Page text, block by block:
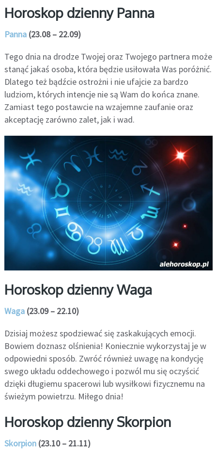
Horoskop dzienny Panna
Panna(23.08 – 22.09)
Tego dnia na drodze Twojej oraz Twojego partnera może
stanąć jakaś osoba, która będzie usiłowała Was poróżnić.
Dlatego też bądźcie ostrożni i nie ufajcie za bardzo
ludziom, których intencje nie są Wam do końca znane.
Zamiast tego postawcie na wzajemne zaufanie oraz
akceptację zarówno zalet, jak i wad.
Horoskop dzienny Waga
Waga(23.09 – 22.10)
Dzisiaj możesz spodziewać się zaskakujących emocji.
Bowiem doznasz olśnienia! Koniecznie wykorzystaj je w
odpowiedni sposób. Zwróć również uwagę na kondycję
swego układu oddechowego i pozwól mu się oczyścić
dzięki długiemu spacerowi lub wysiłkowi fizycznemu na
świeżym powietrzu. Miłego dnia!
Horoskop dzienny Skorpion
Skorpion(23.10 – 21.11)